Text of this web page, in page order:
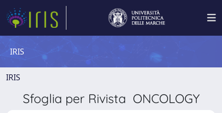
IRIS
IRIS
Sfoglia per Rivista ONCOLOGY